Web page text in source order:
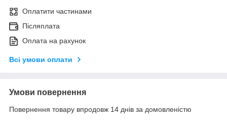
Оплатити частинами
Післяплата
Оплата на рахунок
Всі умови оплати
Умови повернення
Повернення товару впродовж 14 днів за домовленістю